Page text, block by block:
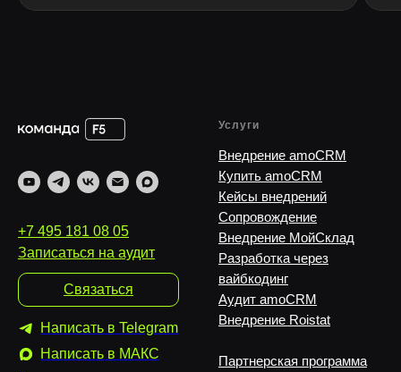
+7 495 181 08 05
Записаться на аудит
Связаться
Написать в Telegram
Написать в MAКС
Услуги
Внедрение amoCRM
Купить amoCRM
Кейсы внедрений
Сопровождение
Внедрение МойСклад
Разработка через
вайбкодинг
Аудит amoCRM
Внедрение Roistat
Партнерская программа